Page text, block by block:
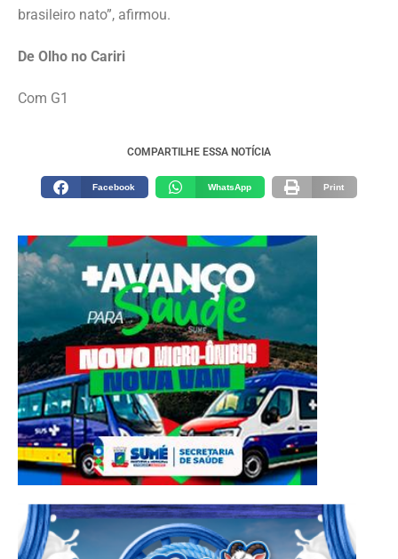
brasileiro nato”, afirmou.
De Olho no Cariri
Com G1
COMPARTILHE ESSA NOTÍCIA
Facebook WhatsApp Print